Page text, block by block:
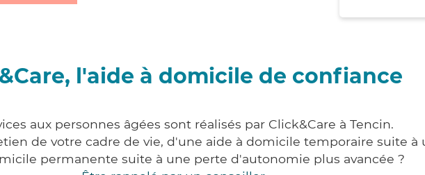
l'aide à domicile de confiance
aux personnes âgées sont réalisés par Click&Care à Tencin.
de votre cadre de vie, d'une aide à domicile temporaire suite
permanente suite à une perte d'autonomie plus avancée ?